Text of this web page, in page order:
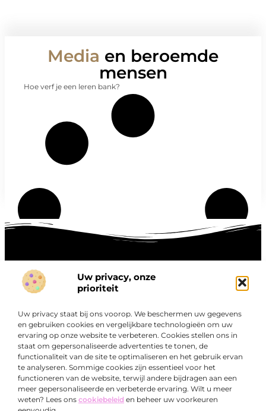
Uw privacy, onze
prioriteit
Uw privacy staat bij ons voorop. We beschermen uw gegevens
en gebruiken cookies en vergelijkbare technologieën om uw
ervaring op onze website te verbeteren. Cookies stellen ons in
staat om gepersonaliseerde advertenties te tonen, de
functionaliteit van de site te optimaliseren en het gebruik ervan
te analyseren. Sommige cookies zijn essentieel voor het
functioneren van de website, terwijl andere bijdragen aan een
meer gepersonaliseerde en verbeterde ervaring. Wilt u meer
weten? Lees ons cookiebeleid en beheer uw voorkeuren
Media en beroemde
mensen
Hoe verf je een leren bank?
Over
Bedrijf
“Ontdek een wereld van boeiende blogs en artikelen die
je zowel inspireren als informeren.”
Bij Exclusiefbedrijf.nl draait alles om het leveren van
kwalitatieve inzichten en verhalen die jouw dagelijks leven
verrijken en je uitdagen om verder te denken.
Onze informatie